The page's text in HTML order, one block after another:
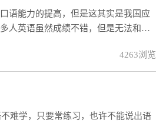
语能力的提高，但是这其实是我国应
人英语虽然成绩不错，但是无法和别
4263浏览
难学，只要常练习，也许不能说出语